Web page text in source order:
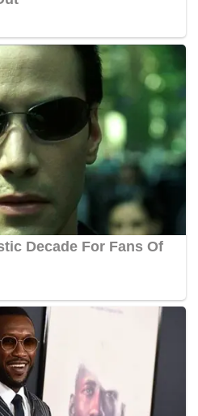
polis mendapati pihak
permohonan yang
sesebuah
Brickfields menerima notis
5. Bagaimanapun kedua-
prasyarat Akta
notis menyatakan Dataran
perhimpunan itu, tetapi
Datuk Bandar Kuala
dikehendaki dibawah
11 akta itu,â€